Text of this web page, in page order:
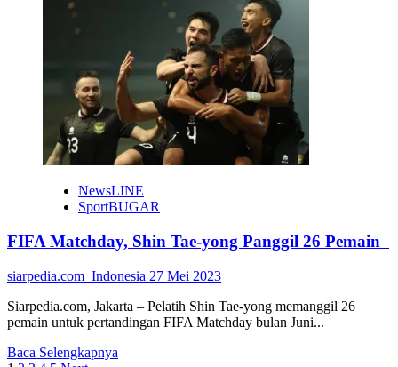
2023,
Christian
Adinata
Cedera,
Gregoria
ke
Final
NewsLINE
SportBUGAR
FIFA Matchday, Shin Tae-yong Panggil 26 Pemain
siarpedia.com_Indonesia 27 Mei 2023
Siarpedia.com, Jakarta – Pelatih Shin Tae-yong memanggil 26
pemain untuk pertandingan FIFA Matchday bulan Juni...
Baca Selengkapnya